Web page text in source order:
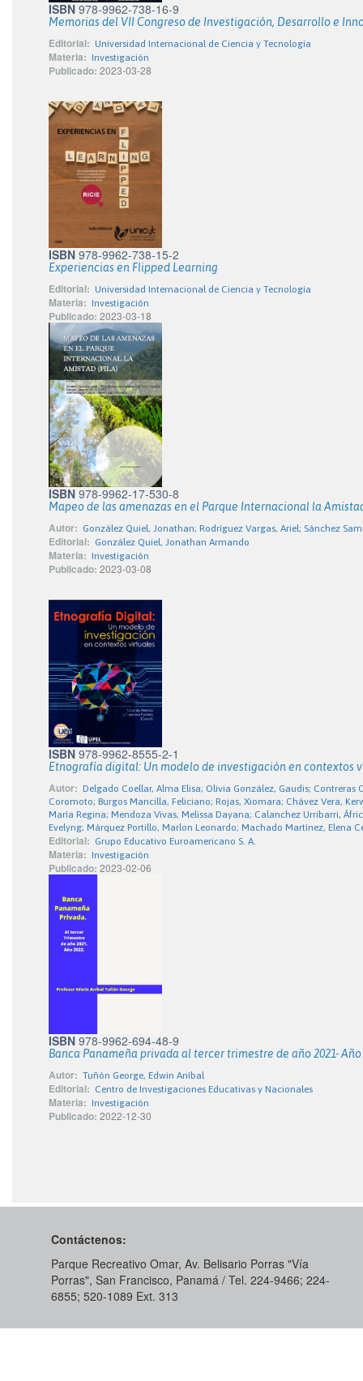
ISBN 978-9962-738-16-9
Memorias del VII Congreso de Investigación, Desarrollo e
Editorial: Universidad Internacional de Ciencia y Tecnología
Materia: Investigación
Publicado: 2023-03-28
ISBN 978-9962-738-15-2
Experiencias en Flipped Learning
Editorial: Universidad Internacional de Ciencia y Tecnología
Materia: Investigación
Publicado: 2023-03-18
ISBN 978-9962-17-530-8
Mapeo de las amenazas en el Parque Internacional la
Autor: González Quiel, Jonathan; Rodríguez Vargas, Ariel; Sánchez
Editorial: González Quiel, Jonathan Armando
Materia: Investigación
Publicado: 2023-03-08
ISBN 978-9962-8555-2-1
Etnografía digital: Un modelo de investigación en contextos
Autor: Delgado Coellar, Alma Elisa; Olivia González, Gaudis;
Coromoto; Burgos Mancilla, Feliciano; Rojas, Xiomara; Chávez Vera,
María Regina; Mendoza Vivas, Melissa Dayana; Calanchez Urribarri,
Evelyng; Márquez Portillo, Marlon Leonardo; Machado Martínez, Elena
Editorial: Grupo Educativo Euroamericano S. A.
Materia: Investigación
Publicado: 2023-02-06
ISBN 978-9962-694-48-9
Banca Panameña privada al tercer trimestre de año 2021- Año
Autor: Tuñón George, Edwin Aníbal
Editorial: Centro de Investigaciones Educativas y Nacionales
Materia: Investigación
Publicado: 2022-12-30
Contáctenos:
Parque Recreativo Omar, Av. Belisario Porras "Vía
Porras", San Francisco, Panamá / Tel. 224-9466; 224-
6855; 520-1089​ Ext. 313